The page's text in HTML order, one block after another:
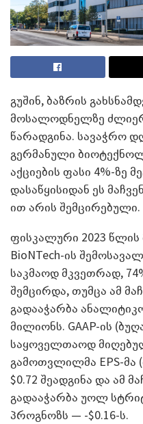
გუშინ, ბაზრის
მოსალოდნელზე
წარადგინა. სავაჭრო
გერმანული
აქციების ფასი 4%-ზე
დასაწყისიდან ეს
ით არის შემცირებული.
ფისკალური 2023 წლის
BioNTech-ის
საკმაოდ მკვეთრად,
შემცირდა, თუმცა ამ
გადააჭარბა
მილიონს. GAAP-ის
საყოველთაოდ
გამოთვლილმა EPS-მა
$0.72 შეადგინა და ამ
გადააჭარბა უოლ
პროგნოზს — -$0.16-ს.